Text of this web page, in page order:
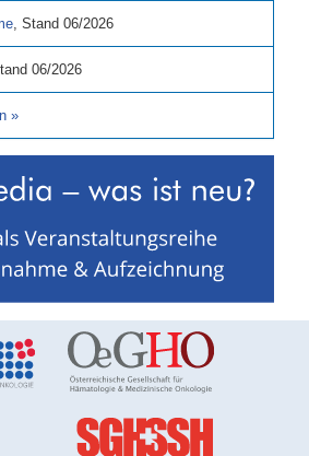
, Stand 06/2026
06/2026
»